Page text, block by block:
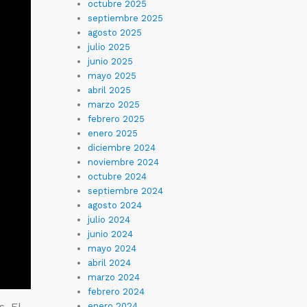
octubre 2025
septiembre 2025
agosto 2025
julio 2025
junio 2025
mayo 2025
abril 2025
marzo 2025
febrero 2025
enero 2025
diciembre 2024
noviembre 2024
octubre 2024
septiembre 2024
agosto 2024
julio 2024
junio 2024
mayo 2024
abril 2024
marzo 2024
febrero 2024